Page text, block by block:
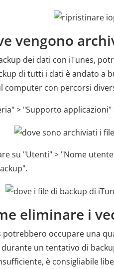
vengono
dei dati con iTunes,
di tutti i dati è andato a
computer con percorsi
> "Supporto
su "Utenti" > "Nome
eliminare i
potrebbero occupare una
un tentativo di
è consigliabile